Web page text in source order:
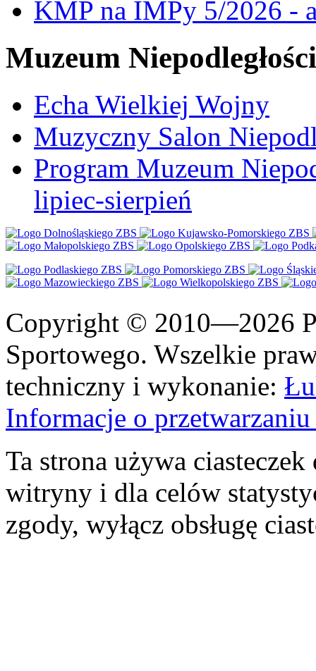
KMP na IMPy 5/2026 -
Muzeum Niepodległości
Echa Wielkiej Wojny
Muzyczny Salon
Program Muzeum
lipiec-sierpień
Copyright © 2010—2026
Sportowego. Wszelkie
techniczny i wykonanie:
Informacje o
Ta strona używa
witryny i dla celów
zgody, wyłącz obsługę